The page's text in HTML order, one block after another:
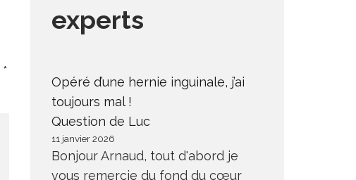
*
experts
Opéré d’une hernie inguinale, j’ai
toujours mal !
Question de Luc
11 janvier 2026
Bonjour Arnaud, tout d'abord je
vous remercie du fond du cœur